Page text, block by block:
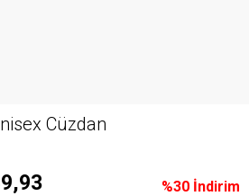
Cüzdan
%30 İndirim